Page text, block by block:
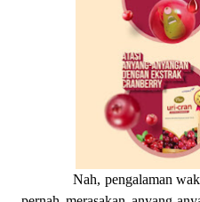
Nah, pengalaman waktu